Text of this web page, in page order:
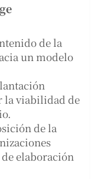
de la
un modelo
la viabilidad de
de la
elaboración